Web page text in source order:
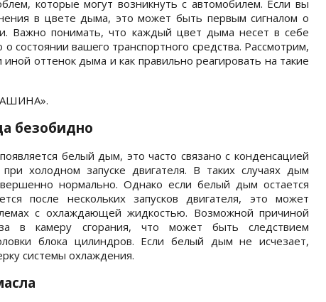
которые могут возникнуть с автомобилем. Если вы
в цвете дыма, это может быть первым сигналом о
Важно понимать, что каждый цвет дыма несет в себе
вашего транспортного средства. Рассмотрим,
оттенок дыма и как правильно реагировать на такие
безобидно
белый дым, это часто связано с конденсацией
при холодном запуске двигателя. В таких случаях дым
нормально. Однако если белый дым остается
после нескольких запусков двигателя, это может
с охлаждающей жидкостью. Возможной причиной
в камеру сгорания, что может быть следствием
блока цилиндров. Если белый дым не исчезает,
системы охлаждения.